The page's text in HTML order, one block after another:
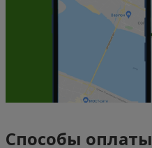
Способы оплаты